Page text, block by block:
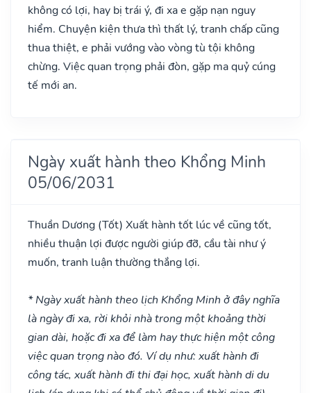
không có lợi, hay bị trái ý, đi xa e gặp nạn nguy
hiểm. Chuyện kiện thưa thì thất lý, tranh chấp cũng
thua thiệt, e phải vướng vào vòng tù tội không
chừng. Việc quan trọng phải đòn, gặp ma quỷ cúng
tế mới an.
Ngày xuất hành theo Khổng Minh
05/06/2031
Thuần Dương (Tốt) Xuất hành tốt lúc về cũng tốt,
nhiều thuận lợi được người giúp đỡ, cầu tài như ý
muốn, tranh luận thường thắng lợi.
* Ngày xuất hành theo lịch Khổng Minh ở đây nghĩa
là ngày đi xa, rời khỏi nhà trong một khoảng thời
gian dài, hoặc đi xa để làm hay thực hiện một công
việc quan trọng nào đó. Ví dụ như: xuất hành đi
công tác, xuất hành đi thi đại học, xuất hành di du